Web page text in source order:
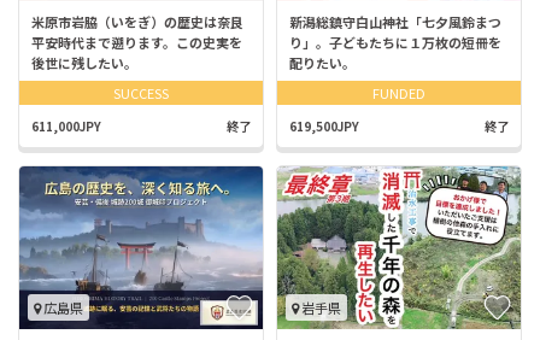
米原市岩脇（いをぎ）の歴史は奈良
平安時代まで遡ります。この史実を
後世に残したい。
SUCCESS
611,000JPY 終了
新潟総鎮守白山神社「七夕風鈴まつ
り」。子どもたちに１万枚の短冊を
配りたい。
FUNDED
619,500JPY 終了
広島県 岩手県